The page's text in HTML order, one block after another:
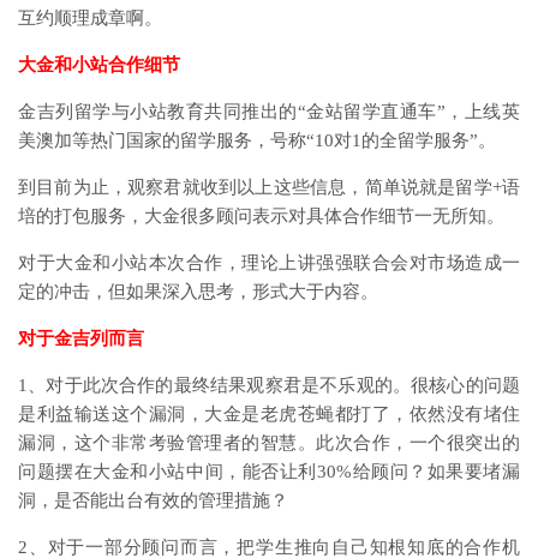
互约顺理成章啊。
大金和小站合作细节
金吉列留学与小站教育共同推出的“金站留学直通车”，上线英
美澳加等热门国家的留学服务，号称“10对1的全留学服务”。
到目前为止，观察君就收到以上这些信息，简单说就是留学+语
培的打包服务，大金很多顾问表示对具体合作细节一无所知。
对于大金和小站本次合作，理论上讲强强联合会对市场造成一
定的冲击，但如果深入思考，形式大于内容。
对于金吉列而言
1、对于此次合作的最终结果观察君是不乐观的。很核心的问题
是利益输送这个漏洞，大金是老虎苍蝇都打了，依然没有堵住
漏洞，这个非常考验管理者的智慧。此次合作，一个很突出的
问题摆在大金和小站中间，能否让利30%给顾问？如果要堵漏
洞，是否能出台有效的管理措施？
2、对于一部分顾问而言，把学生推向自己知根知底的合作机